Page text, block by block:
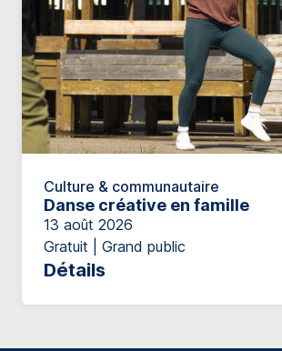
Culture & communautaire
Danse créative en famille
13 août 2026
Gratuit | Grand public
Détails